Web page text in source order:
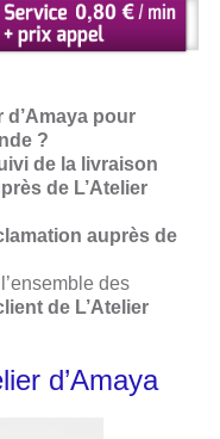
d’Amaya pour
?
de la livraison
de L’Atelier
auprès de
des
de L’Atelier
d’Amaya